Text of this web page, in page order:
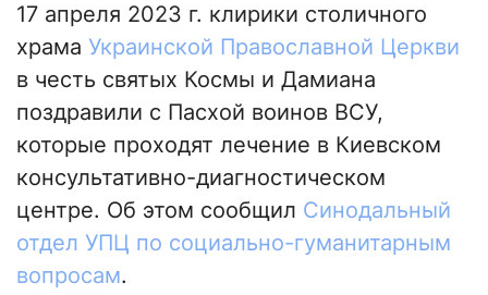
17 апреля 2023 г. клирики столичного
храма Украинской Православной Церкви
в честь святых Космы и Дамиана
поздравили с Пасхой воинов ВСУ,
которые проходят лечение в Киевском
консультативно-диагностическом
центре. Об этом сообщил Синодальный
отдел УПЦ по социально-гуманитарным
вопросам.